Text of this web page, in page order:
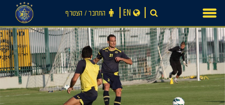
content
התחבר ‪/‬ הצטרף EN